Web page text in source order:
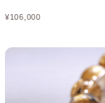
¥106,000